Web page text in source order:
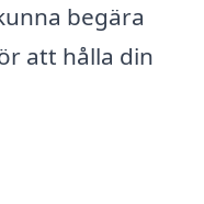
begära
att hålla din